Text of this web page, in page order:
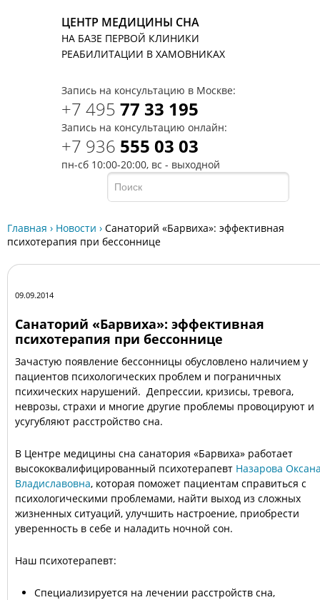
ЦЕНТР МЕДИЦИНЫ СНА
НА БАЗЕ ПЕРВОЙ КЛИНИКИ
РЕАБИЛИТАЦИИ В ХАМОВНИКАХ
Запись на консультацию в Москве:
+7 495 77 33 195
Запись на консультацию онлайн:
+7 936 555 03 03
пн-сб 10:00-20:00, вс - выходной
Главная › Новости › Санаторий «Барвиха»: эффективная
психотерапия при бессоннице
09.09.2014
Санаторий «Барвиха»: эффективная
психотерапия при бессоннице
Зачастую появление бессонницы обусловлено наличием у
пациентов психологических проблем и пограничных
психических нарушений. Депрессии, кризисы, тревога,
неврозы, страхи и многие другие проблемы провоцируют и
усугубляют расстройство сна.
В Центре медицины сна санатория «Барвиха» работает
высококвалифицированный психотерапевт Назарова
Владиславовна, которая поможет пациентам справиться с
психологическими проблемами, найти выход из сложных
жизненных ситуаций, улучшить настроение, приобрести
уверенность в себе и наладить ночной сон.
Наш психотерапевт:
Специализируется на лечении расстройств сна,